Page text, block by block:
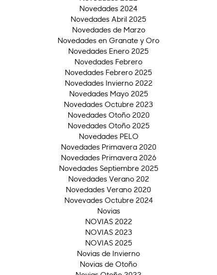
Novedades 2024
Novedades Abril 2025
Novedades de Marzo
Novedades en Granate y Oro
Novedades Enero 2025
Novedades Febrero
Novedades Febrero 2025
Novedades Invierno 2022
Novedades Mayo 2025
Novedades Octubre 2023
Novedades Otoño 2020
Novedades Otoño 2025
Novedades PELO
Novedades Primavera 2020
Novedades Primavera 2026
Novedades Septiembre 2025
Novedades Verano 202
Novedades Verano 2020
Novevades Octubre 2024
Novias
NOVIAS 2022
NOVIAS 2023
NOVIAS 2025
Novias de Invierno
Novias de Otoño